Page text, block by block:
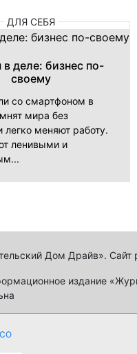
ДЛЯ СЕБЯ
деле: бизнес по-
своему
со смартфоном в
мира без
легко меняют работу.
ленивыми и
Дом Драйв». Сайт
издание